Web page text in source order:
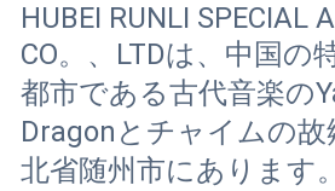
HUBEI RUNLI SPECIAL
CO。、LTDは、中国の
都市である古代音楽の
Dragonとチャイムの故
北省随州市にあります